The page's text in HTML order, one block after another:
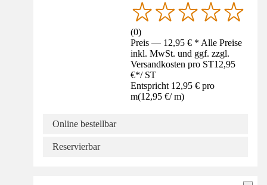
(0)
Preis — 12,95 € * Alle Preise
inkl. MwSt. und ggf. zzgl.
Versandkosten pro ST12,95
€*/ ST
Entspricht 12,95 € pro
m(12,95 €/ m)
Online bestellbar
Reservierbar